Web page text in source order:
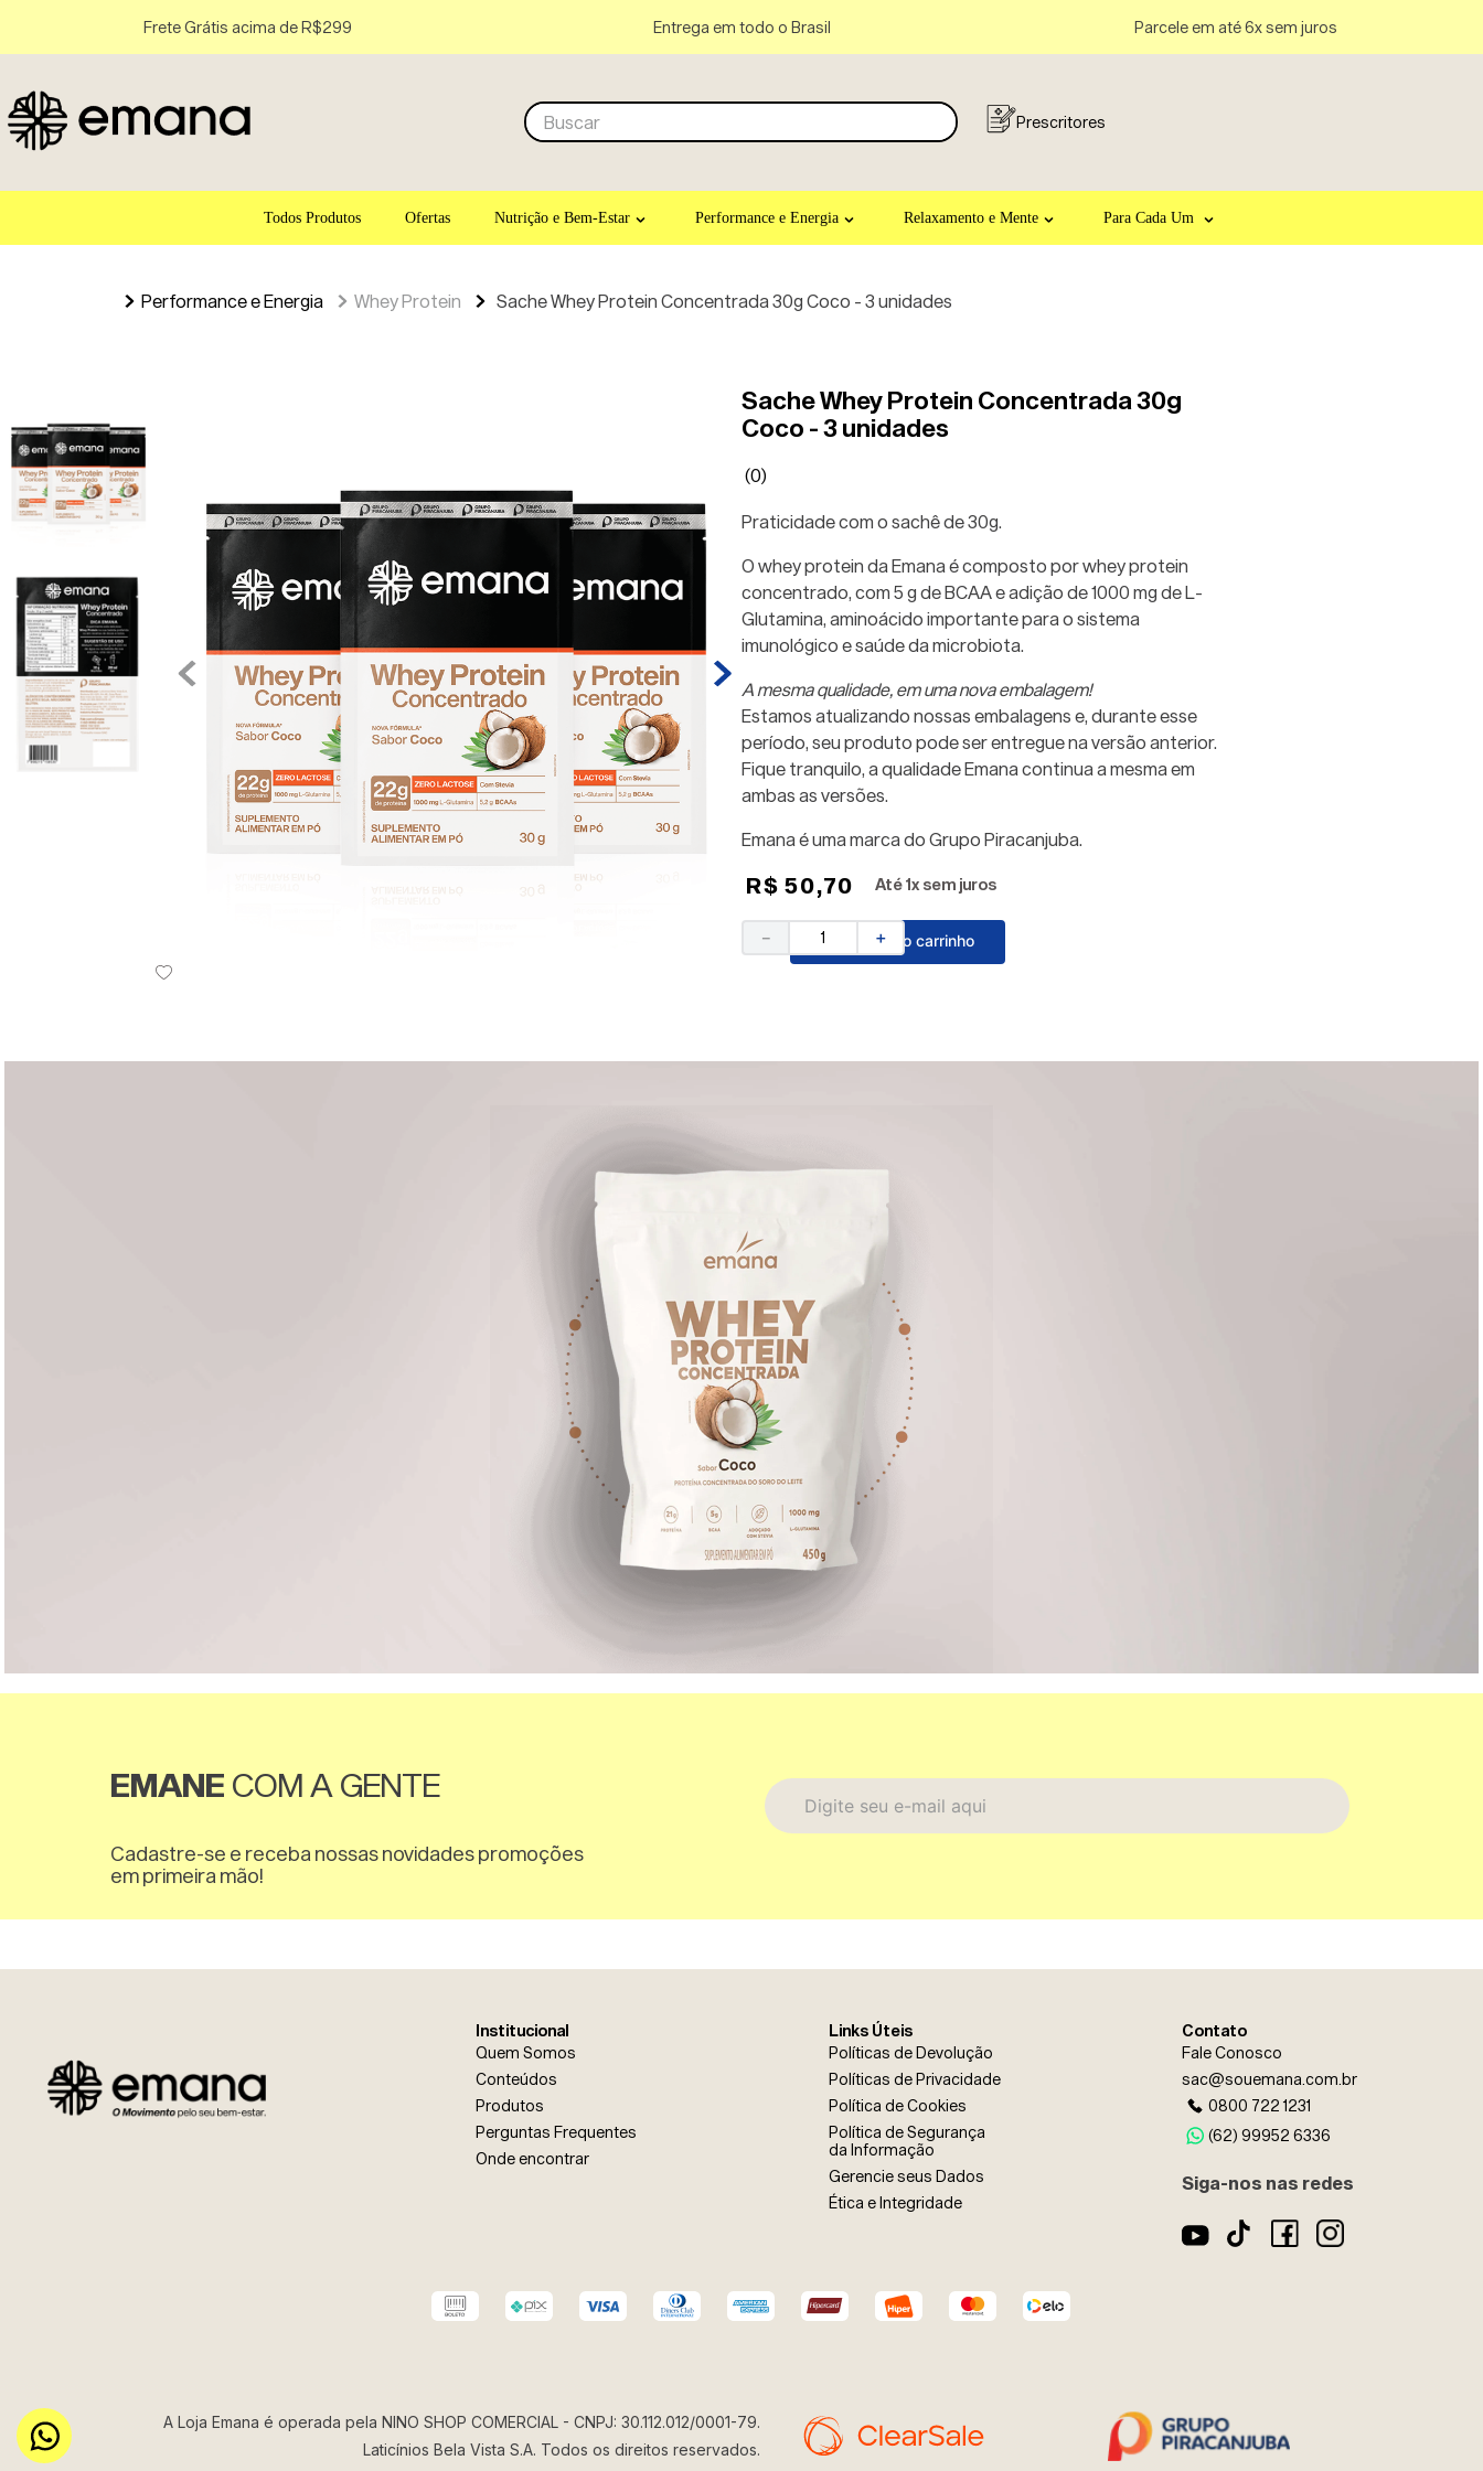
Frete Grátis acima de R$299 Entrega em todo o Brasil Parcele em até 6x sem juros
Buscar
Prescritores
Todos Produtos Ofertas Nutrição e Bem-Estar Performance e Energia Relaxamento e Mente Para Cada Um
Performance e Energia Whey Protein Sache Whey Protein Concentrada 30g Coco - 3 unidades
Sache Whey Protein Concentrada 30g
Coco - 3 unidades
(0)
Praticidade com o sachê de 30g.
O whey protein da Emana é composto por whey protein
concentrado, com 5 g de BCAA e adição de 1000 mg de L-
Glutamina, aminoácido importante para o sistema
imunológico e saúde da microbiota.
A mesma qualidade, em uma nova embalagem!
Estamos atualizando nossas embalagens e, durante esse
período, seu produto pode ser entregue na versão anterior.
Fique tranquilo, a qualidade Emana continua a mesma em
ambas as versões.
Emana é uma marca do Grupo Piracanjuba.
R$ 50,70 Até1x sem juros
＋
－ Adicionar ao carrinho
EMANE COM A GENTE
Cadastre-se e receba nossas novidades promoções
em primeira mão!
* Ao enviar esse formulário, você confirma ter 18 anos ou mais.
* Estou de acordo com a coleta e uso dos dados fornecidos para
as finalidades aqui descritas.
Enviar
Institucional
Quem Somos
Conteúdos
Produtos
Perguntas Frequentes
Onde encontrar
Links Úteis
Políticas de Devolução
Políticas de Privacidade
Política de Cookies
Política de Segurança
da Informação
Gerencie seus Dados
Ética e Integridade
Contato
Fale Conosco
sac@souemana.com.br
0800 722 1231
(62) 99952 6336
Siga-nos nas redes
A Loja Emana é operada pela NINO SHOP COMERCIAL - CNPJ: 30.112.012/0001-79.
Laticínios Bela Vista S.A. Todos os direitos reservados.